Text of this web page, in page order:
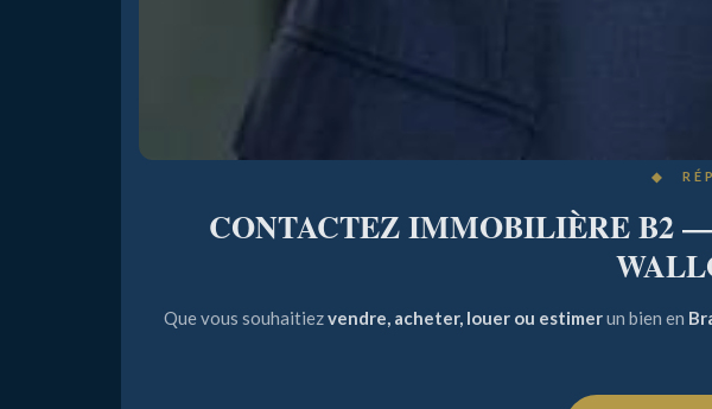
◆
CONTACTEZ IMMOBILIÈRE B2
Que vous souhaitiezvendre, acheter, louer ou estimerun bien en